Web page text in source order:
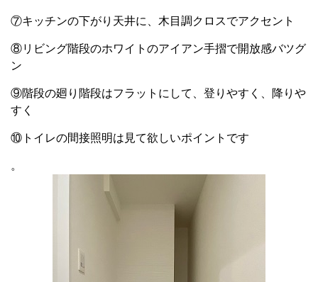
⑦キッチンの下がり天井に、木目調クロスでアクセント
⑧リビング階段のホワイトのアイアン手摺で開放感バツグ
ン
⑨階段の廻り階段はフラットにして、登りやすく、降りや
すく
⑩トイレの間接照明は見て欲しいポイントです
。